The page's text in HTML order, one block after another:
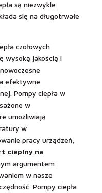
są niezwykle
się na długotrwałe
czołowych
wysoką jakością i
efektywne
Pompy ciepła w
w
umożliwiają
w
pracy urządzeń,
cieplny na
argumentem
w nasze
Pompy ciepła